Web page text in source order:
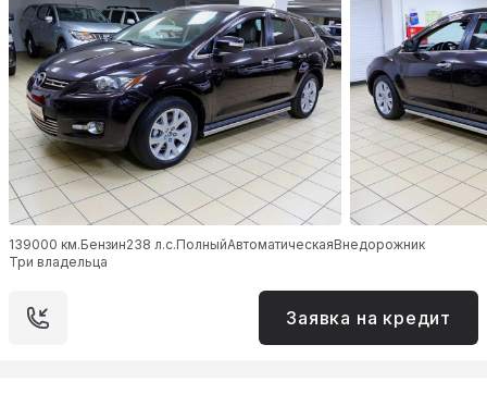
139000 км.Бензин238 л.с.ПолныйАвтоматическаяВнедорожник
Три владельца
Заявка на кредит